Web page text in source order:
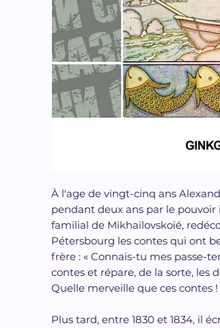
À l'age de vingt-cinq ans
pendant deux ans par le
familial de Mikhaïlovskoïé,
Pétersbourg les contes qui ont
frère : « Connais-tu mes passe-
contes et répare, de la sorte, les
Quelle merveille que ces contes
Plus tard, entre 1830 et 1834, il